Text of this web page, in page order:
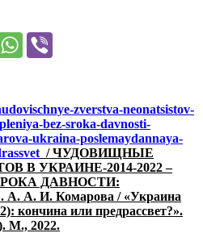
zverstva-neonatsistov-
bez-sroka-davnosti-
ukraina-poslemaydannaya-
/ ЧУДОВИЩНЫЕ
В УКРАИНЕ-2014-2022 –
ДАВНОСТИ:
А. И. Комарова / «Украина
кончина или предрассвет?».
М., 2022.